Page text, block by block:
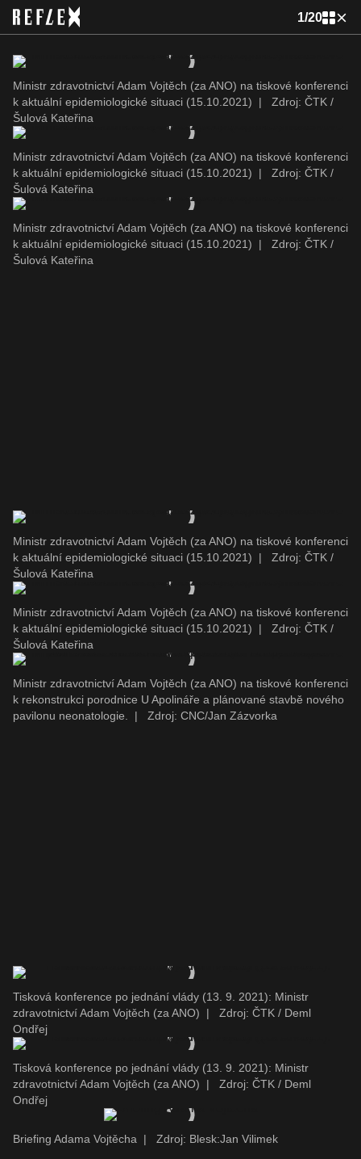
1/20
Ministr zdravotnictví Adam Vojtěch (za ANO) na tiskové konferenci
k aktuální epidemiologické situaci (15.10.2021)
|
Zdroj: ČTK /
Šulová Kateřina
Ministr zdravotnictví Adam Vojtěch (za ANO) na tiskové konferenci
k aktuální epidemiologické situaci (15.10.2021)
|
Zdroj: ČTK /
Šulová Kateřina
Ministr zdravotnictví Adam Vojtěch (za ANO) na tiskové konferenci
k aktuální epidemiologické situaci (15.10.2021)
|
Zdroj: ČTK /
Šulová Kateřina
Ministr zdravotnictví Adam Vojtěch (za ANO) na tiskové konferenci
k aktuální epidemiologické situaci (15.10.2021)
|
Zdroj: ČTK /
Šulová Kateřina
Ministr zdravotnictví Adam Vojtěch (za ANO) na tiskové konferenci
k aktuální epidemiologické situaci (15.10.2021)
|
Zdroj: ČTK /
Šulová Kateřina
Ministr zdravotnictví Adam Vojtěch (za ANO) na tiskové konferenci
k rekonstrukci porodnice U Apolináře a plánované stavbě nového
pavilonu neonatologie.
| Zdroj: CNC/Jan Zázvorka
Tisková konference po jednání vlády (13. 9. 2021): Ministr
zdravotnictví Adam Vojtěch (za ANO)
|
Zdroj: ČTK / Deml
Ondřej
Tisková konference po jednání vlády (13. 9. 2021): Ministr
zdravotnictví Adam Vojtěch (za ANO)
|
Zdroj: ČTK / Deml
Ondřej
Briefing Adama Vojtěcha | Zdroj: Blesk:Jan Vilimek